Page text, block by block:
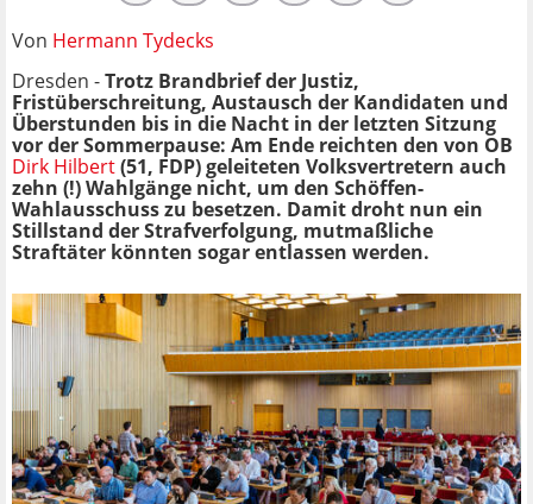
Von Hermann Tydecks
Dresden -Trotz Brandbrief der Justiz,
Fristüberschreitung, Austausch der Kandidaten und
Überstunden bis in die Nacht in der letzten Sitzung
vor der Sommerpause: Am Ende reichten den von OB
Dirk Hilbert(51, FDP) geleiteten Volksvertretern auch
zehn (!) Wahlgänge nicht, um den Schöffen-
Wahlausschuss zu besetzen. Damit droht nun ein
Stillstand der Strafverfolgung, mutmaßliche
Straftäter könnten sogar entlassen werden.